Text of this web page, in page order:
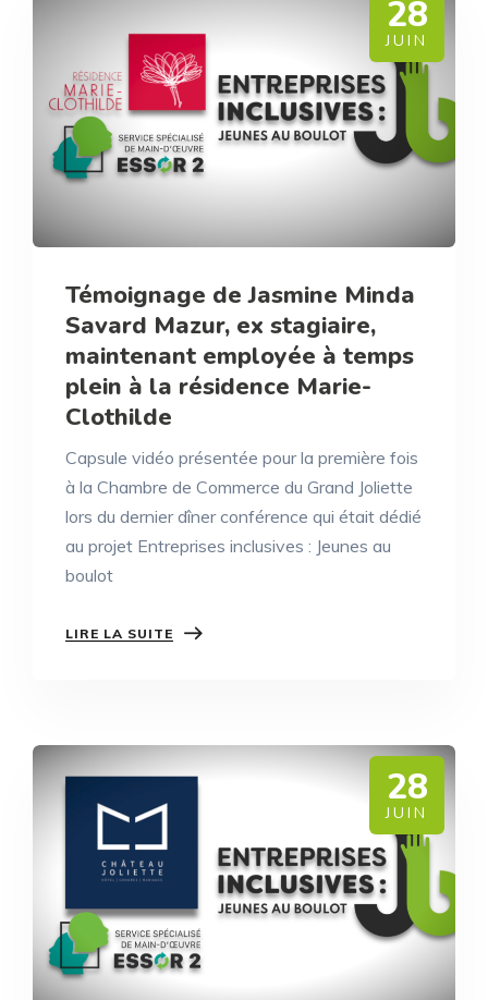
28
JUIN
Témoignage de Jasmine Minda
Savard Mazur, ex stagiaire,
maintenant employée à temps
plein à la résidence Marie-
Clothilde
Capsule vidéo présentée pour la première fois
à la Chambre de Commerce du Grand Joliette
lors du dernier dîner conférence qui était dédié
au projet Entreprises inclusives : Jeunes au
boulot
LIRE LA SUITE
28
JUIN